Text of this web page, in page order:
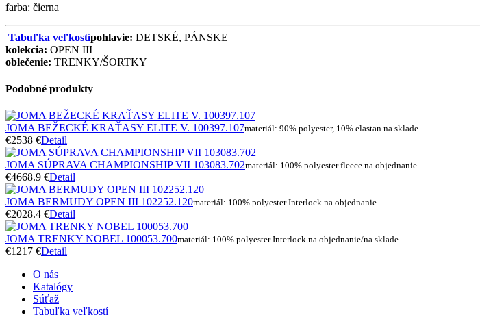
farba: čierna
Tabuľka veľkostípohlavie: DETSKÉ, PÁNSKE
kolekcia: OPEN III
oblečenie: TRENKY/ŠORTKY
Podobné produkty
JOMA BEŽECKÉ KRAŤASY ELITE V. 100397.107materiál: 90% polyester, 10% elastan na sklade
€2538 €Detail
JOMA SÚPRAVA CHAMPIONSHIP VII 103083.702materiál: 100% polyester fleece na objednanie
€4668.9 €Detail
JOMA BERMUDY OPEN III 102252.120materiál: 100% polyester Interlock na objednanie
€2028.4 €Detail
JOMA TRENKY NOBEL 100053.700materiál: 100% polyester Interlock na objednanie/na sklade
€1217 €Detail
O nás
Katalógy
Súťaž
Tabuľka veľkostí